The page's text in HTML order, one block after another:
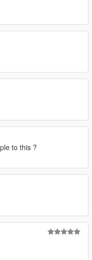
to this ?